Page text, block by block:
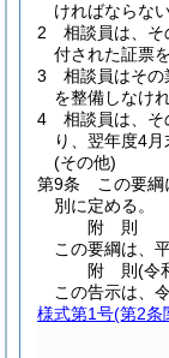
ければならない
2
相談員は、そ
付された証票
3
相談員はそ
を整備しなけ
4
相談員は、
り、翌年度4
(その他)
第9条
この要
別に定める。
附 則
この要綱は、
附 則(令
この告示は、
様式第1号(第2条